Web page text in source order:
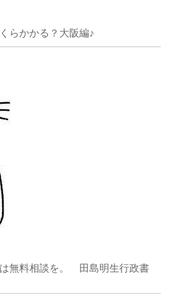
らかかる？大阪編♪
無料相談を。 田島明生行政書